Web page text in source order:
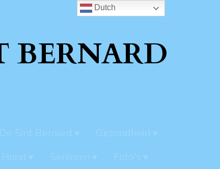
BERNARD
De Sint Bernard
Gezondheid
Senioren
Foto's
Dutch